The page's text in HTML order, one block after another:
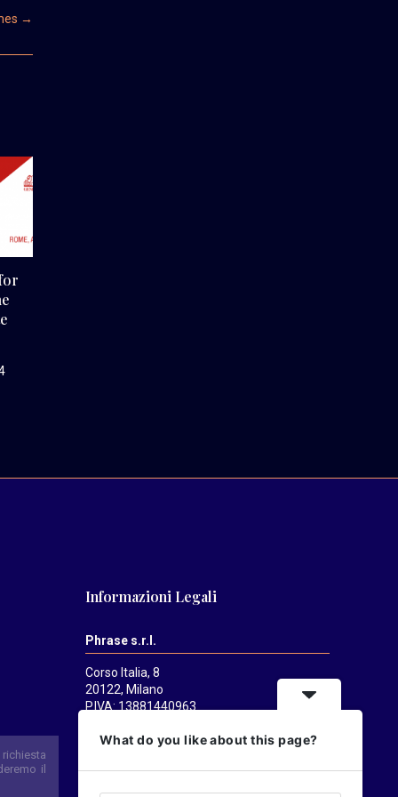
→
Informazioni Legali
Phrase s.r.l.
Corso Italia, 8
20122, Milano
P.IVA: 13881440963
Mediatrendsè una testata registrata
Direttore responsabile:Alessandro
What do you like about this page?